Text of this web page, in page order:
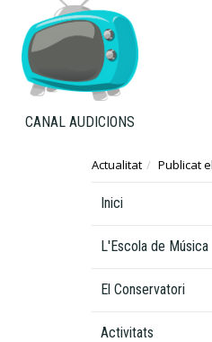
CANAL AUDICIONS
Actualitat Publicat
Inici
L'Escola de Música
El Conservatori
Activitats